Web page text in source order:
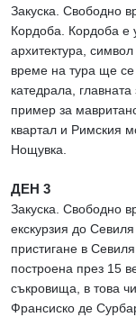
Закуска. Свободно
Кордоба. Кордоба е
архитектура,
време на тура ще
катедрала,
пример за
квартал и Римския
Нощувка.
ДЕН 3
Закуска. Свободно
екскурзия до
пристигане в
построена през 15
съкровища, в това
Франсиско де